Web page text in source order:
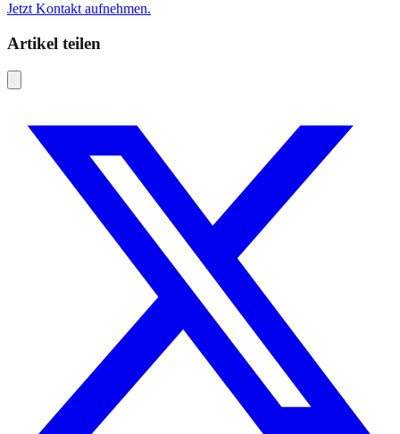
Jetzt Kontakt aufnehmen.
Artikel teilen